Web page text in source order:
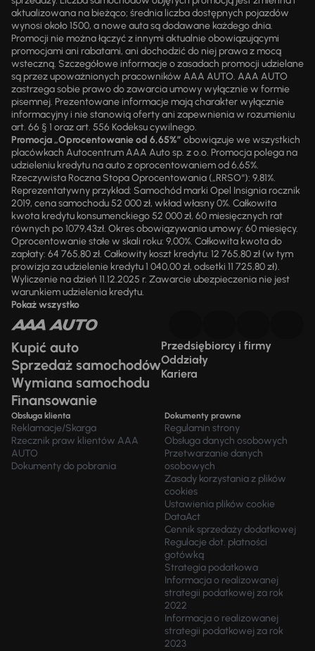
aktualizowana na bieżąco; średnia liczba dostępnych pojazdów
wynosi około 1500, a nowe auta są dodawane każdego dnia.
Promocji nie można łączyć z innymi aktualnie obowiązującymi
promocjami ani rabatami, ani dochodzić do niej prawa z mocą
wsteczną. Szczegółowe informacje o zasadach promocji udzielane
są przez upoważnionych pracowników AAA AUTO. AAA AUTO
zastrzega sobie prawo do zawarcia umowy wyłącznie w formie
pisemnej. Prezentowane informacje mają charakter wyłącznie
informacyjny i nie stanowią oferty ani zapewnienia w rozumieniu
art. 66 § 1 oraz art. 556 Kodeksu cywilnego.
Promocja „Oprocentowanie od 6,65%” obowiązuje we wszystkich
placówkach Autocentrum AAA Auto sp. z o.o. Promocja polega na
udzieleniu kredytu na auto z oprocentowaniem od 6,65%.
Rzeczywista Roczna Stopa Oprocentowania („RRSO“): 9,81%.
Reprezentatywny przykład: Samochód marki Opel Insignia rocznik
2019, cena samochodu 52 000 zł, wkład własny 0%. Całkowita
kwota kredytu konsumenckiego 52 000 zł, 60 miesięcznych rat
równych po 1079,43zł. Okres obowiązywania umowy: 60 miesięcy.
Oprocentowanie stałe w skali roku: 9,00%. Całkowita kwota do
zapłaty: 64 765,80 zł. Całkowity koszt kredytu: 12 765,80 zł (w tym
prowizja za udzielenie kredytu 1 040,00 zł, odsetki 11 725,80 zł).
Wyliczenie na dzień 11.12.2025 r. Zawarcie ubezpieczenia nie jest
warunkiem udzielenia kredytu.
Pokaż wszystko
Kupić auto
Sprzedaż samochodów
Wymiana samochodu
Finansowanie
Przedsiębiorcy i firmy
Oddziały
Kariera
Obsługa klienta
Reklamacje/Skarga
Rzecznik praw klientów AAA
AUTO
Dokumenty do pobrania
Dokumenty prawne
Regulamin strony
Obsługa danych osobowych
Przetwarzanie danych
osobowych
Zasady korzystania z plików
cookies
Ustawienia plików cookie
DataAct
Cennik sprzedaży dodatkowej
Regulacje dot. płatności
gotówką
Strategia podatkowa
Informacja o realizowanej
strategii podatkowej za rok
2022
Informacja o realizowanej
strategii podatkowej za rok
2023